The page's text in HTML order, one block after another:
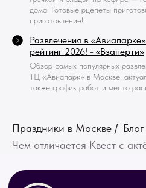
дома! Готовые рцепеты
приготовление!
Развлечения в
рейтинг 2026! - «Взаперти»
Обзор самых популярных
ТЦ «Авиапарк» в Москве:
также график работ и место
Праздники в Москве /
Чем отличается Квест с